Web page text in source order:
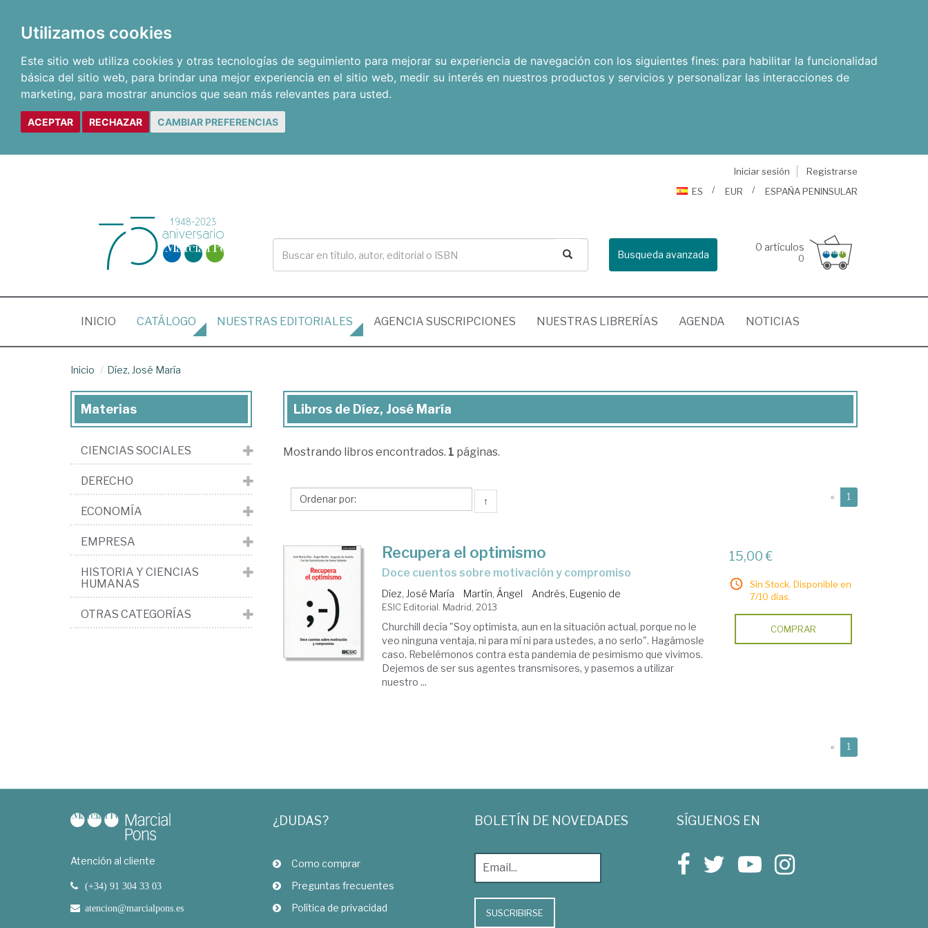
Utilizamos cookies
Este sitio web utiliza cookies y otras tecnologías de seguimiento para mejorar su experiencia de navegación con los siguientes fines: para habilitar la funcionalidad
básica del sitio web, para brindar una mejor experiencia en el sitio web, medir su interés en nuestros productos y servicios y personalizar las interacciones de
marketing, para mostrar anuncios que sean más relevantes para usted.
ACEPTAR RECHAZAR CAMBIAR PREFERENCIAS
Iniciar sesión
Registrarse
ES
EUR ESPAÑA PENINSULAR
Busqueda avanzada
0 artículos
0
INICIO (CURRENT)
CATÁLOGO NUESTRAS EDITORIALES AGENCIA SUSCRIPCIONES NUESTRAS LIBRERÍAS AGENDA NOTICIAS
Inicio Díez, José María
Libros
Díez,
María
Libros de Díez, José María
Mostrando libros encontrados. 1 páginas.
↑ « 1
Recupera el optimismo
doce cuentos sobre motivación y compromiso
Díez, José María Martín, Ángel Andrés, Eugenio de
ESIC Editorial. Madrid, 2013
Churchill decía "Soy optimista, aun en la situación actual, porque no le
veo ninguna ventaja, ni para mí ni para ustedes, a no serlo". Hagámosle
caso. Rebelémonos contra esta pandemia de pesimismo que vivimos.
Dejemos de ser sus agentes transmisores, y pasemos a utilizar
nuestro ...
15,00 €
Sin Stock. Disponible en
7/10 días.
COMPRAR
« 1
Materias
CIENCIAS SOCIALES
DERECHO
ECONOMÍA
EMPRESA
HISTORIA Y CIENCIAS
HUMANAS
OTRAS CATEGORÍAS
Atención al cliente
(+34) 91 304 33 03
atencion@marcialpons.es
¿DUDAS?
Como comprar
Preguntas frecuentes
Política de privacidad
BOLETÍN DE NOVEDADES
SUSCRIBIRSE
SÍGUENOS EN